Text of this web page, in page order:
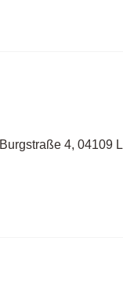
Burgstraße 4, 04109